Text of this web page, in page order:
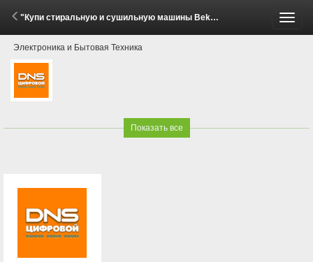
"Купи стиральную и сушильную машины Beko, Hotpoint - получи скидку 15%!" (1 - 11 Мая 2026)
Электроника и Бытовая Техника
Показать все